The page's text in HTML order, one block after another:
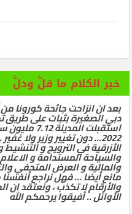
خير الكلام ما قلَّ ودلَّ
بعد ان انزاحت جائحة كورونا
دبي الصغيرة بثبات على
استقبلت
2022… دون تغيير وزير ولا
الأزرقية في الترويج و
والسياحة المستدامة و
والمالية و العرض المتحفي
مانع أيضا … فهل نراجع
والأرقام لا تكذب ، ونعتقد ان
الأوائل .. أفيقوا يرحمكم الله